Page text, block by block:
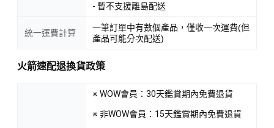
- 暫不支援離島配送
統一運費計算
一筆訂單中有數個產品，僅收一次運費(但
產品可能分次配送)
火箭速配退換貨政策
※ WOW會員：30天鑑賞期內免費退貨
※ 非WOW會員：15天鑑賞期內免費退貨